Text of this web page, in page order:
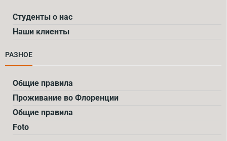
Cтуденты о нас
Наши клиенты
РАЗНОЕ
Общие правила
Проживание во Флоренции
Общие правила
Foto